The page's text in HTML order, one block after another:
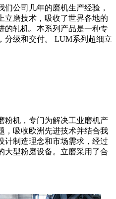
们公司几年的磨机生产经验，
立磨技术，吸收了世界各地的
的轧机。本系列产品是一种专
分级和交付。 LUM系列超细立
粉机，专门为解决工业磨机产
，吸收欧洲先进技术并结合我
计制造理念和市场需求，经过
大型粉磨设备。立磨采用了合